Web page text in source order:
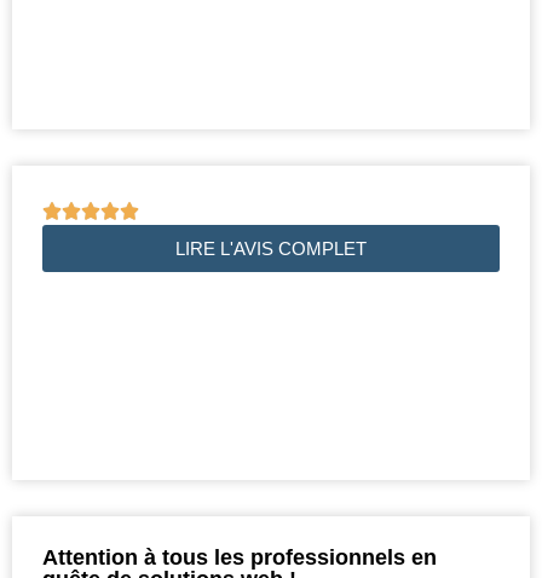

LIRE L'AVIS COMPLET
Attention à tous les professionnels en